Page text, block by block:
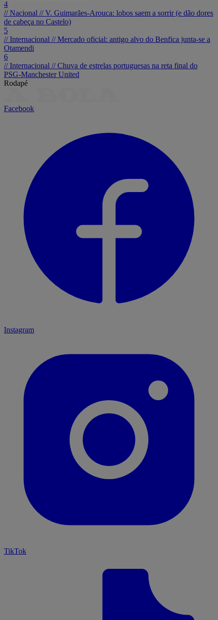
4
// Nacional //V. Guimarães-Arouca: lobos saem a sorrir (e dão dores
de cabeça no Castelo)
5
// Internacional //Mercado oficial: antigo alvo do Benfica junta-se a
Otamendi
6
// Internacional //Chuva de estrelas portuguesas na reta final do
PSG-Manchester United
Rodapé
Facebook
Instagram
TikTok